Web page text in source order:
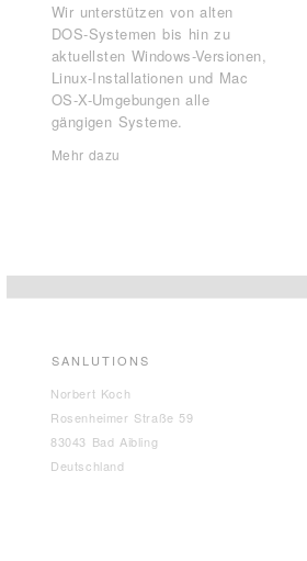
Wir unterstützen von alten
DOS-Systemen bis hin zu
aktuellsten Windows-Versionen,
Linux-Installationen und Mac
OS-X-Umgebungen alle
gängigen Systeme.
Mehr dazu
SANLUTIONS
Norbert Koch
Rosenheimer Straße 59
83043 Bad Aibling
Deutschland